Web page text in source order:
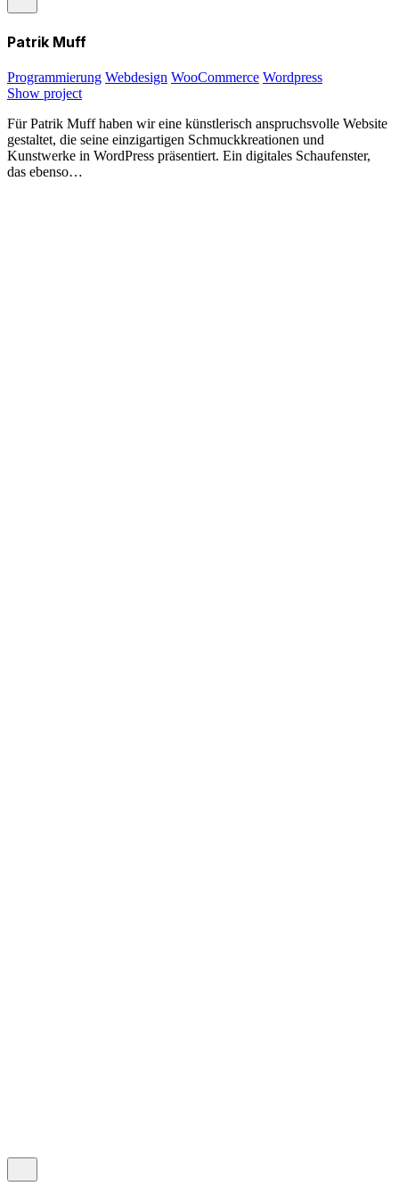
Patrik Muff
Programmierung Webdesign WooCommerce Wordpress
Show project
Für Patrik Muff haben wir eine künstlerisch anspruchsvolle Website
gestaltet, die seine einzigartigen Schmuckkreationen und
Kunstwerke in WordPress präsentiert. Ein digitales Schaufenster,
das ebenso…